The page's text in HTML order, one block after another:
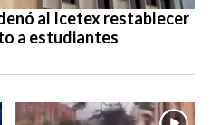
al Icetex restablecer
a estudiantes